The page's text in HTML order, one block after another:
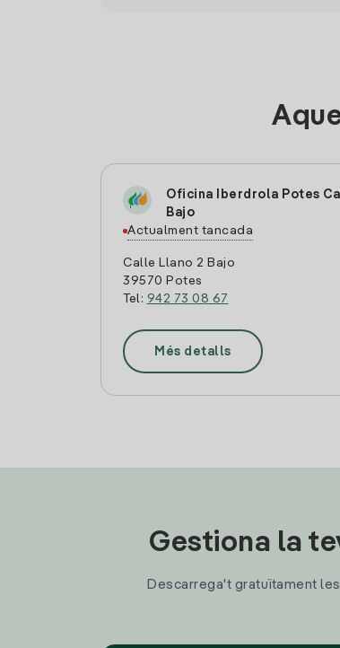
Oficina Iberdrola Potes
Bajo
Actualment tancada
Calle Llano 2 Bajo
39570 Potes
Tel: 942 73 08 67
Més detalls
Gestiona la
Descarrega't gratuïtament